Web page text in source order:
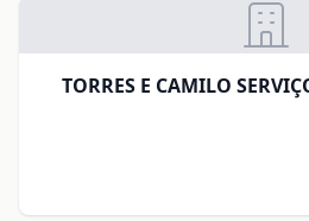
TORRES E CAMILO